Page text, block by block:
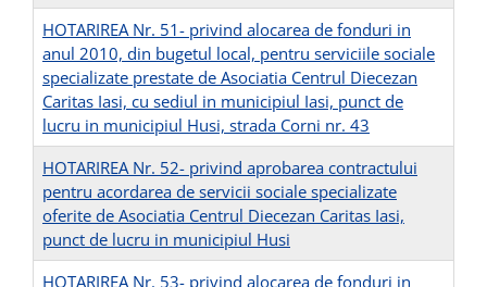
HOTARIREA Nr. 51- privind alocarea de fonduri in
anul 2010, din bugetul local, pentru serviciile sociale
specializate prestate de Asociatia Centrul Diecezan
Caritas Iasi, cu sediul in municipiul Iasi, punct de
lucru in municipiul Husi, strada Corni nr. 43
HOTARIREA Nr. 52- privind aprobarea contractului
pentru acordarea de servicii sociale specializate
oferite de Asociatia Centrul Diecezan Caritas Iasi,
punct de lucru in municipiul Husi
HOTARIREA Nr. 53- privind alocarea de fonduri in